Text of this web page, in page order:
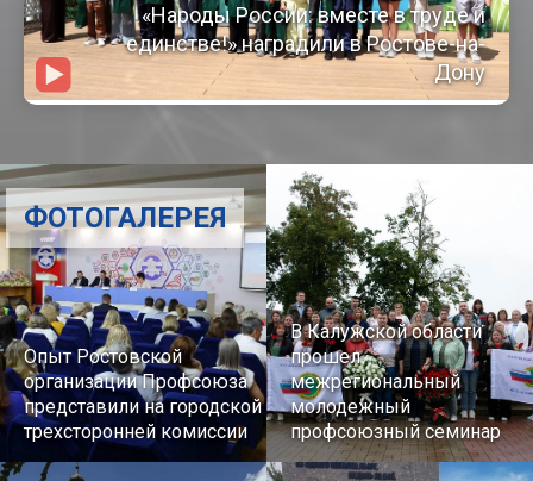
«Народы России: вместе в труде и
единстве!» наградили в Ростове-на-
Дону
Опыт Ростовской
организации Профсоюза
представили на городской
трехсторонней комиссии
В Калужской области
прошел
межрегиональный
молодежный
профсоюзный семинар
ФОТОГАЛЕРЕЯ